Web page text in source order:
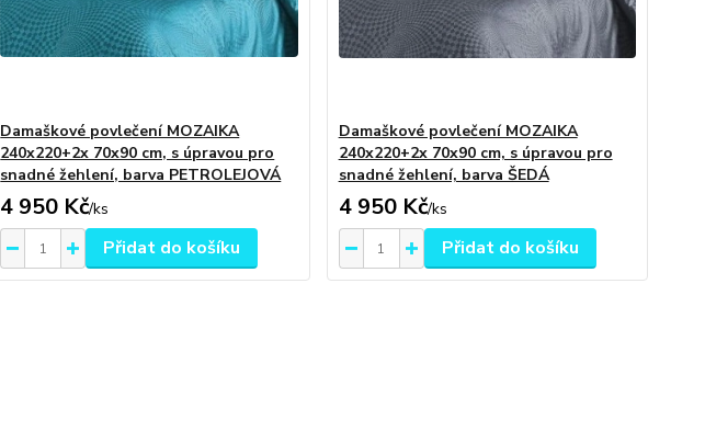
Damaškové povlečení MOZAIKA
240x220+2x 70x90 cm, s úpravou pro
snadné žehlení, barva PETROLEJOVÁ
4 950 Kč/ks
Přidat do košíku
Damaškové povlečení MOZAIKA
240x220+2x 70x90 cm, s úpravou pro
snadné žehlení, barva ŠEDÁ
4 950 Kč/ks
Přidat do košíku